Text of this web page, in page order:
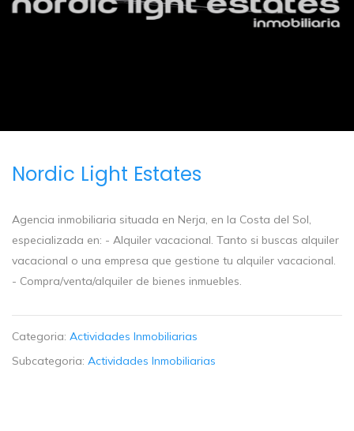
Nordic Light Estates
Agencia inmobiliaria situada en Nerja, en la Costa del Sol,
especializada en: - Alquiler vacacional. Tanto si buscas alquiler
vacacional o una empresa que gestione tu alquiler vacacional.
- Compra/venta/alquiler de bienes inmuebles.
Categoria: Actividades Inmobiliarias
Subcategoria: Actividades Inmobiliarias